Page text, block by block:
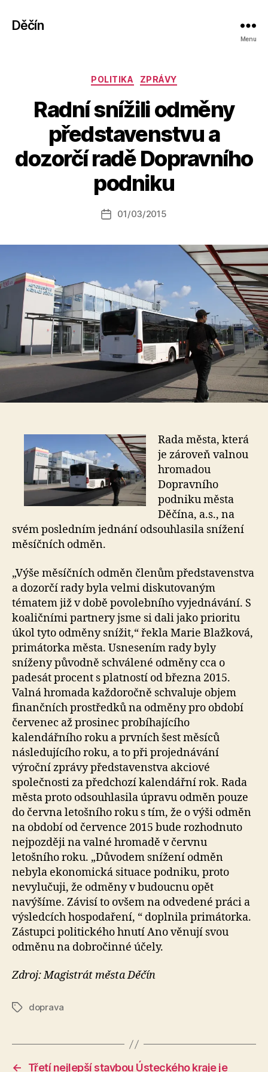
Děčín
Menu
Rubriky
POLITIKA ZPRÁVY
Radní snížili odměny
představenstvu a
dozorčí radě Dopravního
podniku
Autor
příspěvku
u
o
a
Datum
01/03/2015
Rada města, která
je zároveň valnou
hromadou
Dopravního
podniku města
Děčína, a.s., na
svém posledním jednání odsouhlasila snížení
měsíčních odměn.
„Výše měsíčních odměn členům představenstva
a dozorčí rady byla velmi diskutovaným
tématem již v době povolebního vyjednávání. S
koaličními partnery jsme si dali jako prioritu
úkol tyto odměny snížit,“ řekla Marie Blažková,
primátorka města. Usnesením rady byly
sníženy původně schválené odměny cca o
padesát procent s platností od března 2015.
Valná hromada každoročně schvaluje objem
finančních prostředků na odměny pro období
červenec až prosinec probíhajícího
kalendářního roku a prvních šest měsíců
následujícího roku, a to při projednávání
výroční zprávy představenstva akciové
společnosti za předchozí kalendářní rok. Rada
města proto odsouhlasila úpravu odměn pouze
do června letošního roku s tím, že o výši odměn
na období od července 2015 bude rozhodnuto
nejpozději na valné hromadě v červnu
letošního roku. „Důvodem snížení odměn
nebyla ekonomická situace podniku, proto
nevylučuji, že odměny v budoucnu opět
navýšíme. Závisí to ovšem na odvedené práci a
výsledcích hospodaření, “ doplnila primátorka.
Zástupci politického hnutí Ano věnují svou
odměnu na dobročinné účely.
Zdroj: Magistrát města Děčín
Štítkydoprava
← Třetí nejlepší stavbou Ústeckého kraje je